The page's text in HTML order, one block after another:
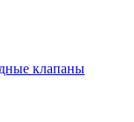
клапаны